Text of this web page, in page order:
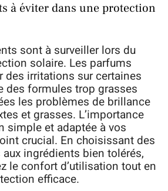
à éviter dans une protection
sont à surveiller lors du
solaire. Les parfums
des irritations sur certaines
des formules trop grasses
les problèmes de brillance
et grasses. L’importance
simple et adaptée à vos
crucial. En choisissant des
ingrédients bien tolérés,
le confort d’utilisation tout en
efficace.